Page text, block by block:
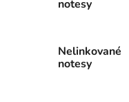
notesy
Nelinkované
notesy